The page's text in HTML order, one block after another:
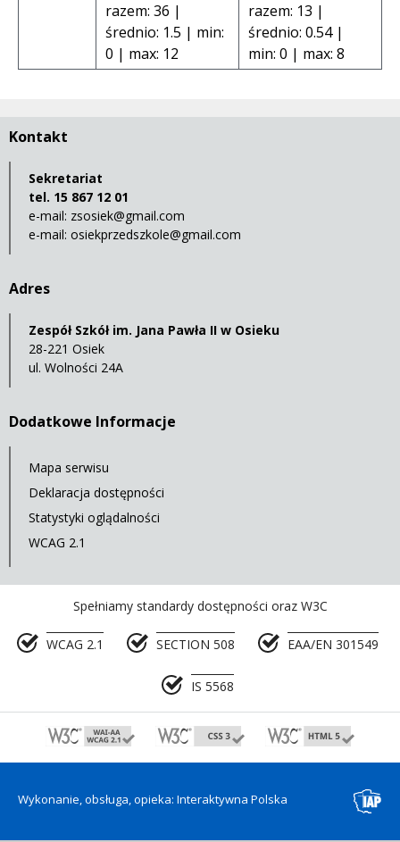
razem: 36 |
średnio: 1.5 | min:
0 | max: 12
razem: 13 |
średnio: 0.54 |
min: 0 | max: 8
Kontakt
Sekretariat
tel. 15 867 12 01
e-mail: zsosiek@gmail.com
e-mail: osiekprzedszkole@gmail.com
Adres
Zespół Szkół im. Jana Pawła II w Osieku
28-221 Osiek
ul. Wolności 24A
Dodatkowe Informacje
Mapa serwisu
Deklaracja dostępności
Statystyki oglądalności
WCAG 2.1
Spełniamy standardy dostępności oraz W3C
WCAG 2.1 SECTION 508 EAA/EN 301549
IS 5568
Wykonanie, obsługa, opieka: Interaktywna Polska